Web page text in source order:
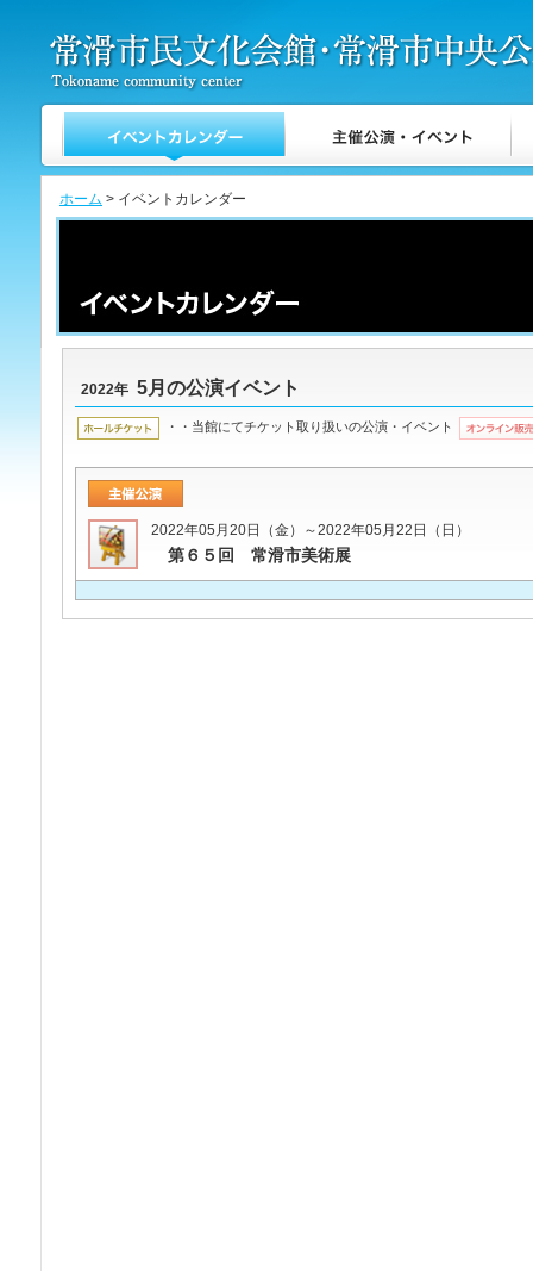
ホーム > イベントカレンダー
2022年 5月の公演イベント
・・当館にてチケット取り扱いの公演・イベント
2022年05月20日（金）～2022年05月22日（日）
第６５回 常滑市美術展